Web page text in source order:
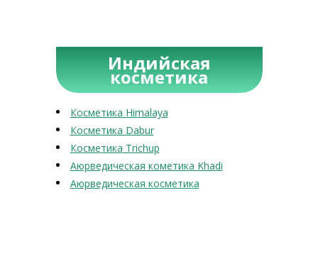
Индийская
косметика
Косметика Himalaya
Косметика Dabur
Косметика Trichup
Аюрведическая кометика Khadi
Аюрведическая косметика